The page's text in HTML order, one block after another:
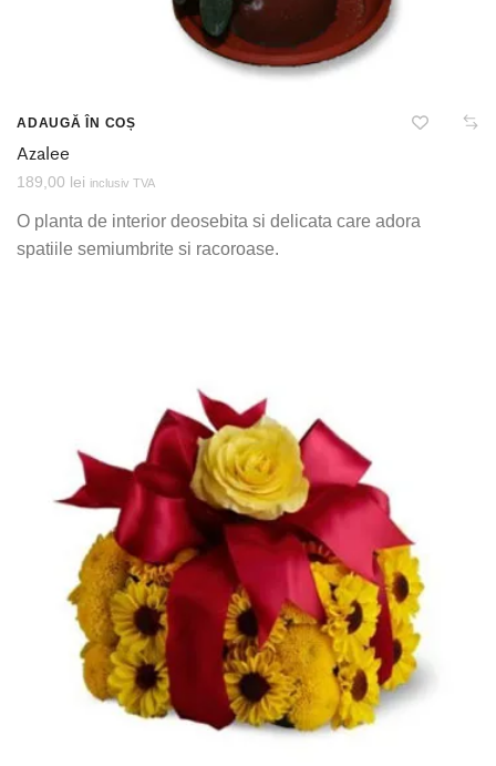
ADAUGĂ ÎN COȘ
Azalee
189,00 lei inclusiv TVA
O planta de interior deosebita si delicata care adora
spatiile semiumbrite si racoroase.